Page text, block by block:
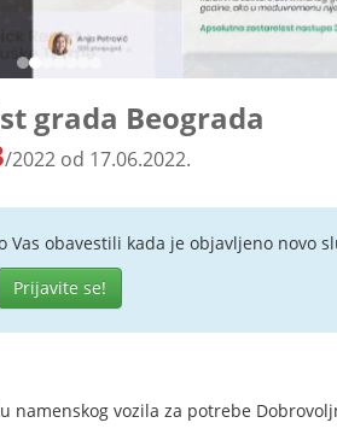
grada Beograda
/2022 od 17.06.2022.
Vas obavestili kada je objavljeno novo
Prijavite se!
namenskog vozila za potrebe